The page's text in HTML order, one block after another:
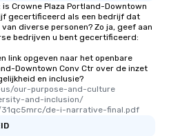
Crowne Plaza Portland-Downtown
gecertificeerd als een bedrijf dat
diverse personen? Zo ja, geef aan
bedrijven u bent gecertificeerd:
link opgeven naar het openbare
Downtown Conv Ctr over de inzet
en inclusie?
our-purpose-and-culture
and-inclusion/
de-i-narrative-final.pdf